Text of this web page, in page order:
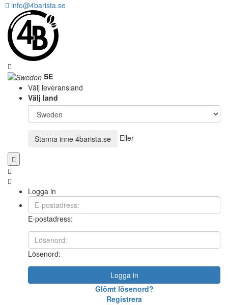
info@4barista.se
SE
Välj leveransland
Välj land
Stanna inne 4barista.se Eller
Logga in
E-postadress:
Lösenord:
Logga in
Glömt lösenord?
Registrera